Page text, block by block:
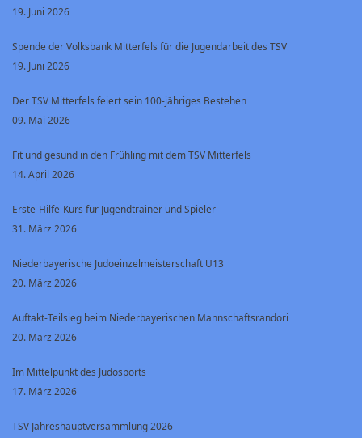
19. Juni 2026
Spende der Volksbank Mitterfels für die Jugendarbeit des TSV
19. Juni 2026
Der TSV Mitterfels feiert sein 100-jähriges Bestehen
09. Mai 2026
Fit und gesund in den Frühling mit dem TSV Mitterfels
14. April 2026
Erste-Hilfe-Kurs für Jugendtrainer und Spieler
31. März 2026
Niederbayerische Judoeinzelmeisterschaft U13
20. März 2026
Auftakt-Teilsieg beim Niederbayerischen Mannschaftsrandori
20. März 2026
Im Mittelpunkt des Judosports
17. März 2026
TSV Jahreshauptversammlung 2026